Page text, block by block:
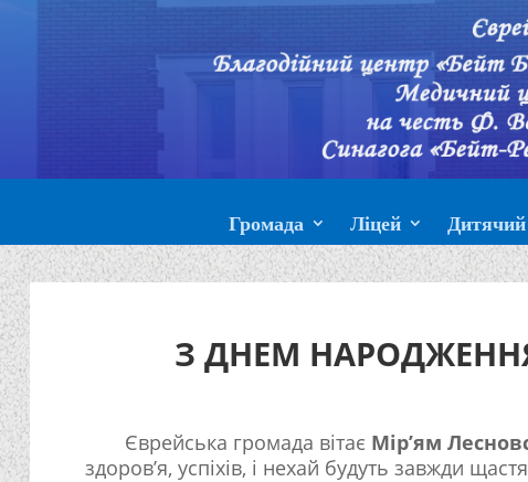
Громада Ліцей
З ДНЕМ
Єврейська громада вітає Мір’ям
здоров’я, успіхів, і нехай будуть завжди щастя